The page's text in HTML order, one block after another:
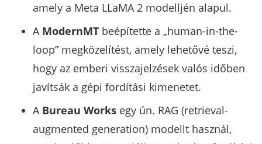
amely a Meta LLaMA 2 modelljén alapul.
A ModernMT beépítette a „human-in-the-
loop” megközelítést, amely lehetővé teszi,
hogy az emberi visszajelzések valós időben
javítsák a gépi fordítási kimenetet.
A Bureau Works egy ún. RAG (retrieval-
augmented generation) modellt használ,